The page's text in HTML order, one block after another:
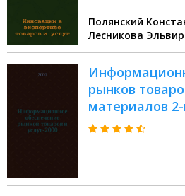
направление
100700.68
магистерская
Стратегии и
коммерции
Полянский
Лесникова
рынков
материалов
конф.